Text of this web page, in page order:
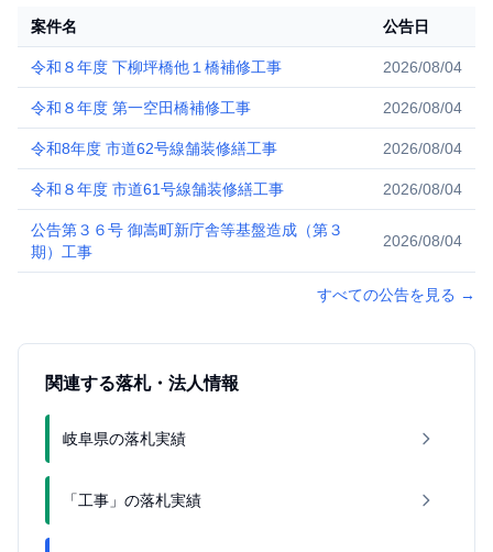
案件名 公告日
令和８年度 下柳坪橋他１橋補修工事 2026/08/04
令和８年度 第一空田橋補修工事 2026/08/04
令和8年度 市道62号線舗装修繕工事 2026/08/04
令和８年度 市道61号線舗装修繕工事 2026/08/04
公告第３６号 御嵩町新庁舎等基盤造成（第３
期）工事
2026/08/04
すべての公告を見る →
関連する落札・法人情報
岐阜県の落札実績
「工事」の落札実績